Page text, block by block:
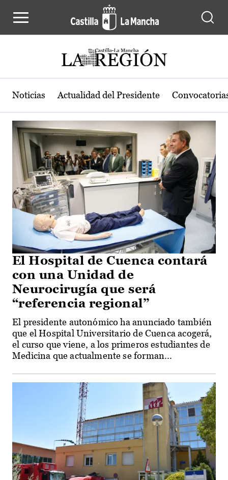
Actualidad de la región de Castilla-
Noticias Actualidad del Presidente
El Hospital de Cuenca contará
con una Unidad de
Neurocirugía que será
“referencia regional”
El presidente autonómico ha anunciado también
que el Hospital Universitario de Cuenca acogerá,
el curso que viene, a los primeros estudiantes de
Medicina que actualmente se forman...